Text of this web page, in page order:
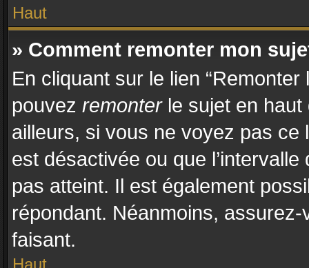
Haut
» Comment remonter mon
En cliquant sur le lien
pouvez remonterle sujet en haut
ailleurs, si vous ne voyez pas ce
est désactivée ou que
pas atteint. Il est également
répondant. Néanmoins,
faisant.
Haut